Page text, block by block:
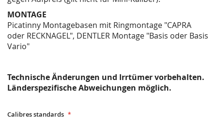
MONTAGE
Picatinny Montagebasen mit Ringmontage "CAPRA
oder RECKNAGEL", DENTLER Montage "Basis oder Basis
Vario"
Technische Änderungen und Irrtümer vorbehalten.
Länderspezifische Abweichungen möglich.
Calibres standards